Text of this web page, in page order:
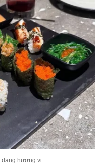
dạng hương vị